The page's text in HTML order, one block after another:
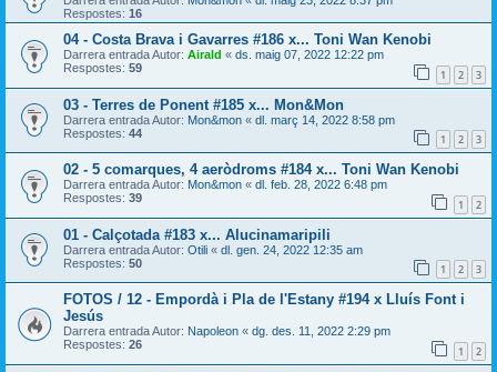
Respostes: 16
04 - Costa Brava i Gavarres #186 x... Toni Wan Kenobi
Darrera entrada Autor: Airald « ds. maig 07, 2022 12:22 pm
Respostes: 59 1 2 3
03 - Terres de Ponent #185 x... Mon&Mon
Darrera entrada Autor: Mon&mon « dl. març 14, 2022 8:58 pm
Respostes: 44 1 2 3
02 - 5 comarques, 4 aeròdroms #184 x... Toni Wan Kenobi
Darrera entrada Autor: Mon&mon « dl. feb. 28, 2022 6:48 pm
Respostes: 39 1 2
01 - Calçotada #183 x... Alucinamaripili
Darrera entrada Autor: Otili « dl. gen. 24, 2022 12:35 am
Respostes: 50 1 2 3
FOTOS / 12 - Empordà i Pla de l'Estany #194 x Lluís Font i
Jesús
Darrera entrada Autor: Napoleon « dg. des. 11, 2022 2:29 pm
Respostes: 26 1 2